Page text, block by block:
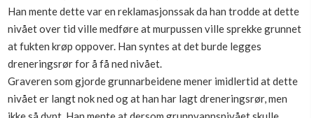
Han mente dette var en reklamasjonssak da han trodde at dette
nivået over tid ville medføre at murpussen ville sprekke grunnet
at fukten krøp oppover. Han syntes at det burde legges
dreneringsrør for å få ned nivået.
Graveren som gjorde grunnarbeidene mener imidlertid at dette
nivået er langt nok ned og at han har lagt dreneringsrør, men